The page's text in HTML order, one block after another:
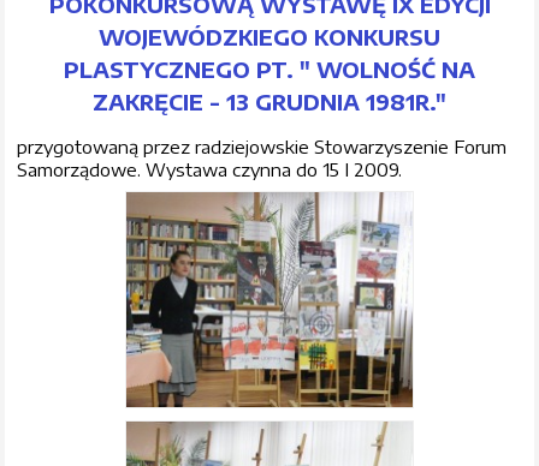
WOJEWÓDZKIEGO KONKURSU
PLASTYCZNEGO PT. " WOLNOŚĆ NA
ZAKRĘCIE - 13 GRUDNIA 1981R."
przygotowaną przez radziejowskie Stowarzyszenie Forum
Samorządowe. Wystawa czynna do 15 I 2009.